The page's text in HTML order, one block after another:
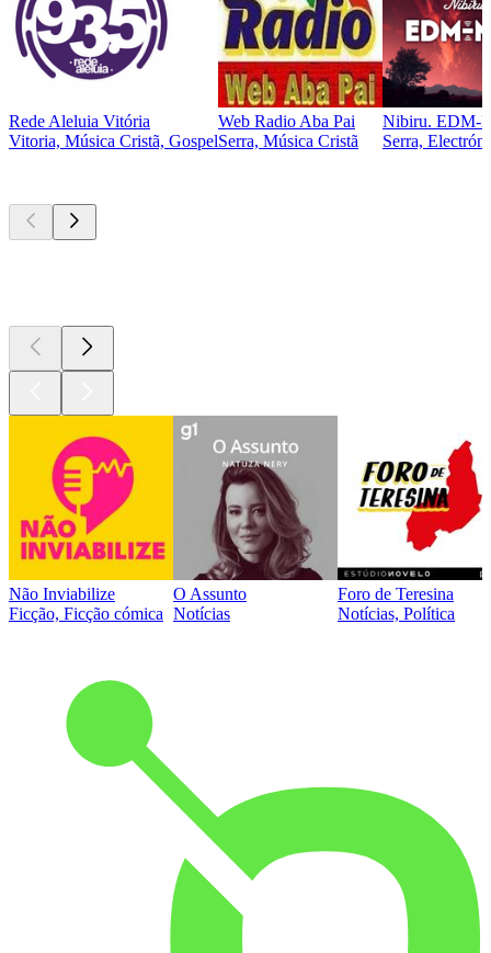
Rede Aleluia Vitória
Vitoria, Música Cristã, Gospel
Web Radio Aba Pai
Serra, Música Cristã
Nibiru. EDM-
Serra,
Não Inviabilize
Ficção, Ficção cómica
O Assunto
Notícias
Foro de Teresina
Notícias, Política